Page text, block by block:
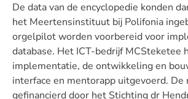
De data van de encyclopedie konden
het Meertensinstituut bij Polifonia
orgelpilot worden voorbereid voor
database. Het ICT-bedrijf MCSteketee
implementatie, de ontwikkeling en
interface en mentorapp uitgevoerd. De
gefinancierd door het Stichting dr